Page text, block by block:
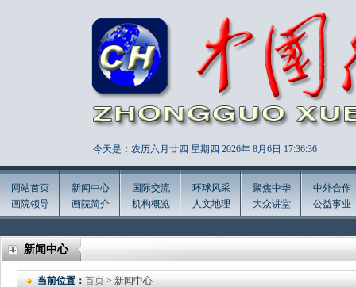
今天是：农历六月廿四 星期四 2026年 8月6日 17:36:38
网站首页
画院领导
新闻中心
画院简介
国际交流
机构概览
环球风采
人文地理
聚焦中华
大众讲堂
中外合作
公益事业
新闻中心
当前位置： 首页 > 新闻中心